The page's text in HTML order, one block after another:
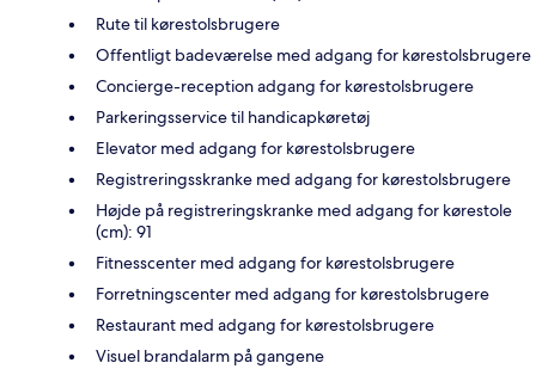
Rute til kørestolsbrugere
Offentligt badeværelse med adgang for kørestolsbrugere
Concierge-reception adgang for kørestolsbrugere
Parkeringsservice til handicapkøretøj
Elevator med adgang for kørestolsbrugere
Registreringsskranke med adgang for kørestolsbrugere
Højde på registreringskranke med adgang for kørestole
(cm): 91
Fitnesscenter med adgang for kørestolsbrugere
Forretningscenter med adgang for kørestolsbrugere
Restaurant med adgang for kørestolsbrugere
Visuel brandalarm på gangene